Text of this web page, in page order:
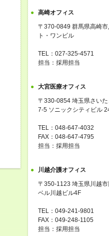
高崎オフィス
〒370-0849 群馬県高崎
ト・ワンビル
TEL：027-325-4571
担当：採用担当
大宮医療オフィス
〒330-0854 埼玉県さい
7-5 ソニックシティビル
TEL：048-647-4032
FAX：048-647-4795
担当：採用担当
川越介護オフィス
〒350-1123 埼玉県川越
ベル川越ビル4F
TEL：049-241-9801
FAX：049-248-1105
担当：採用担当